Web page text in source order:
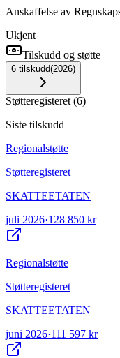
Anskaffelse av
Ukjent
Tilskudd og støtte
6 tilskudd(2026)
Støtteregisteret (6)
Siste tilskudd
Regionalstøtte
Støtteregisteret
SKATTEETATEN
juli 2026·128 850 kr
Regionalstøtte
Støtteregisteret
SKATTEETATEN
juni 2026·111 597 kr